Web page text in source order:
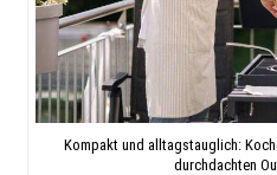
Kompakt und alltagstauglich:
durchdachten